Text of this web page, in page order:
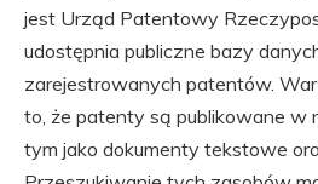
jest Urząd Patentowy
udostępnia publiczne bazy
zarejestrowanych patentów.
to, że patenty są publikowane w
tym jako dokumenty tekstowe